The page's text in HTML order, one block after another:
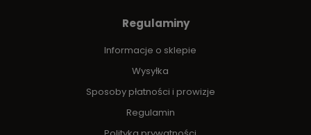
Regulaminy
Informacje o sklepie
Wysyłka
Sposoby płatności i prowizje
Regulamin